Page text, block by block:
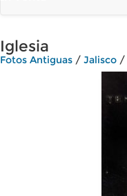
Iglesia
Fotos Antiguas / Jalisco /